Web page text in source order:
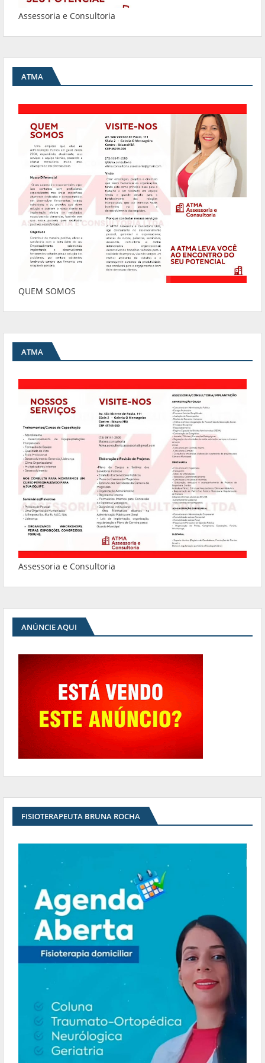
Assessoria e Consultoria
ATMA
QUEM SOMOS
ATMA
Assessoria e Consultoria
ANÚNCIE AQUI
FISIOTERAPEUTA BRUNA ROCHA